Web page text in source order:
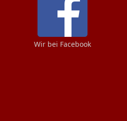
Wir bei Facebook